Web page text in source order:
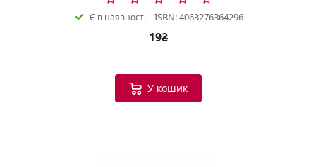
Є в наявності ISBN: 4063276364296
19₴
У кошик